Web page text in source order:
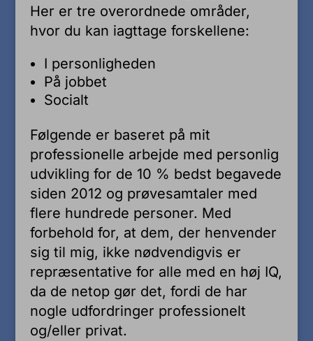
Her er tre overordnede områder,
hvor du kan iagttage forskellene:
I personligheden
På jobbet
Socialt
Følgende er baseret på mit
professionelle arbejde med personlig
udvikling for de 10 % bedst begavede
siden 2012 og prøvesamtaler med
flere hundrede personer. Med
forbehold for, at dem, der henvender
sig til mig, ikke nødvendigvis er
repræsentative for alle med en høj IQ,
da de netop gør det, fordi de har
nogle udfordringer professionelt
og/eller privat.